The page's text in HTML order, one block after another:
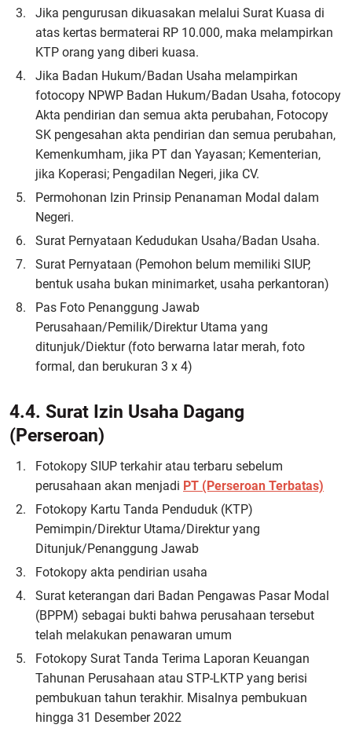
Jika pengurusan dikuasakan melalui Surat Kuasa di
atas kertas bermaterai RP 10.000, maka melampirkan
KTP orang yang diberi kuasa.
Jika Badan Hukum/Badan Usaha melampirkan
fotocopy NPWP Badan Hukum/Badan Usaha, fotocopy
Akta pendirian dan semua akta perubahan, Fotocopy
SK pengesahan akta pendirian dan semua perubahan,
Kemenkumham, jika PT dan Yayasan; Kementerian,
jika Koperasi; Pengadilan Negeri, jika CV.
Permohonan Izin Prinsip Penanaman Modal dalam
Negeri.
Surat Pernyataan Kedudukan Usaha/Badan Usaha.
Surat Pernyataan (Pemohon belum memiliki SIUP,
bentuk usaha bukan minimarket, usaha perkantoran)
Pas Foto Penanggung Jawab
Perusahaan/Pemilik/Direktur Utama yang
ditunjuk/Diektur (foto berwarna latar merah, foto
formal, dan berukuran 3 x 4)
4.4. Surat Izin Usaha Dagang
(Perseroan)
Fotokopy SIUP terkahir atau terbaru sebelum
perusahaan akan menjadi PT (Perseroan Terbatas)
Fotokopy Kartu Tanda Penduduk (KTP)
Pemimpin/Direktur Utama/Direktur yang
Ditunjuk/Penanggung Jawab
Fotokopy akta pendirian usaha
Surat keterangan dari Badan Pengawas Pasar Modal
(BPPM) sebagai bukti bahwa perusahaan tersebut
telah melakukan penawaran umum
Fotokopy Surat Tanda Terima Laporan Keuangan
Tahunan Perusahaan atau STP-LKTP yang berisi
pembukuan tahun terakhir. Misalnya pembukuan
hingga 31 Desember 2022